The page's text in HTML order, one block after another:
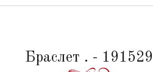
Браслет . - 191529